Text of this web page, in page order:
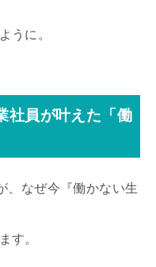
うに。
社員が叶えた「働
、なぜ今『働かない生
す。